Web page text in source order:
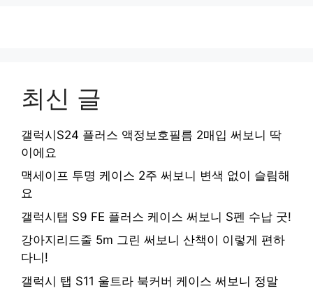
최신 글
갤럭시S24 플러스 액정보호필름 2매입 써보니 딱
이에요
맥세이프 투명 케이스 2주 써보니 변색 없이 슬림해
요
갤럭시탭 S9 FE 플러스 케이스 써보니 S펜 수납 굿!
강아지리드줄 5m 그린 써보니 산책이 이렇게 편하
다니!
갤럭시 탭 S11 울트라 북커버 케이스 써보니 정말